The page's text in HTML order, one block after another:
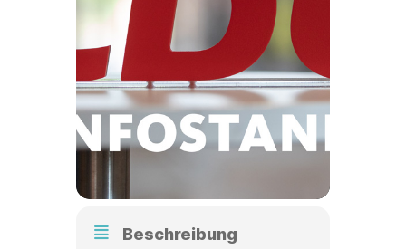
Beschreibung